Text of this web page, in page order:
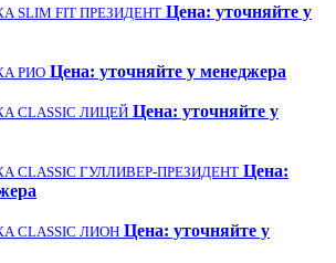
SLIM FIT ПРЕЗИДЕНТ Цена: уточняйте у
РИО Цена: уточняйте у менеджера
CLASSIC ЛИЦЕЙ Цена: уточняйте у
CLASSIC ГУЛЛИВЕР-ПРЕЗИДЕНТ Цена:
CLASSIC ЛИОН Цена: уточняйте у